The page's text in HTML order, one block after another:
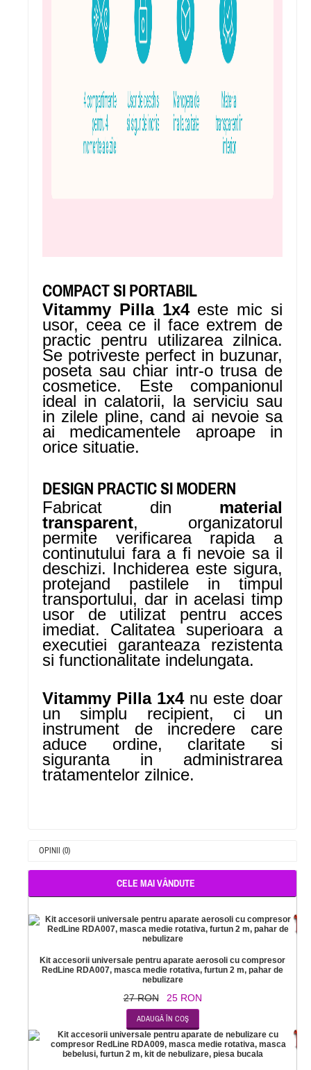
COMPACT SI PORTABIL
Vitammy Pilla 1x4este mic si
usor, ceea ce il face extrem de
practic pentru utilizarea zilnica.
Se potriveste perfect in buzunar,
poseta sau chiar intr-o trusa de
cosmetice. Este companionul
ideal in calatorii, la serviciu sau
in zilele pline, cand ai nevoie sa
ai medicamentele aproape in
orice situatie.
DESIGN PRACTIC SI MODERN
Fabricat din material
transparent, organizatorul
permite verificarea rapida a
continutului fara a fi nevoie sa il
deschizi. Inchiderea este sigura,
protejand pastilele in timpul
transportului, dar in acelasi timp
usor de utilizat pentru acces
imediat. Calitatea superioara a
executiei garanteaza rezistenta
si functionalitate indelungata.
Vitammy Pilla 1x4nu este doar
un simplu recipient, ci un
instrument de incredere care
aduce ordine, claritate si
siguranta in administrarea
tratamentelor zilnice.
OPINII (0)
CELE MAI VÂNDUTE
Kit accesorii universale pentru aparate aerosoli cu compresor
RedLine RDA007, masca medie rotativa, furtun 2 m, pahar de
nebulizare
27 RON 25 RON